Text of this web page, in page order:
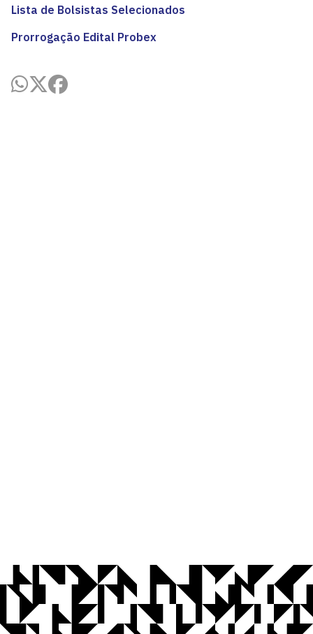
Lista de Bolsistas Selecionados
Prorrogação Edital Probex